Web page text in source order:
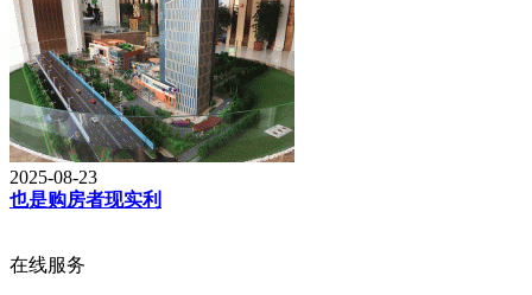
2025-08-23
也是购房者现实利
在线服务